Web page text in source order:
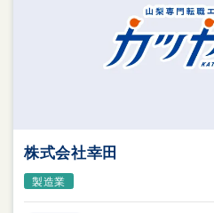
株式会社幸田
製造業